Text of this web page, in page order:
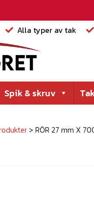
Alla typer av tak
Spik & skruv
> RÖR 27 mm X